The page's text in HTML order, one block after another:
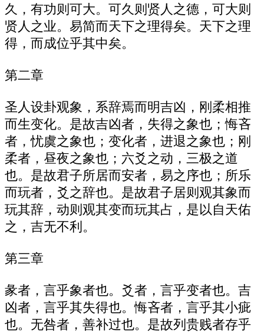
久，有功则可大。可久则贤人之德，可大则
贤人之业。易简而天下之理得矣。天下之理
得，而成位乎其中矣。
第二章
圣人设卦观象，系辞焉而明吉凶，刚柔相推
而生变化。是故吉凶者，失得之象也；悔吝
者，忧虞之象也；变化者，进退之象也；刚
柔者，昼夜之象也；六爻之动，三极之道
也。是故君子所居而安者，易之序也；所乐
而玩者，爻之辞也。是故君子居则观其象而
玩其辞，动则观其变而玩其占，是以自天佑
之，吉无不利。
第三章
彖者，言乎象者也。爻者，言乎变者也。吉
凶者，言乎其失得也。悔吝者，言乎其小疵
也。无咎者，善补过也。是故列贵贱者存乎